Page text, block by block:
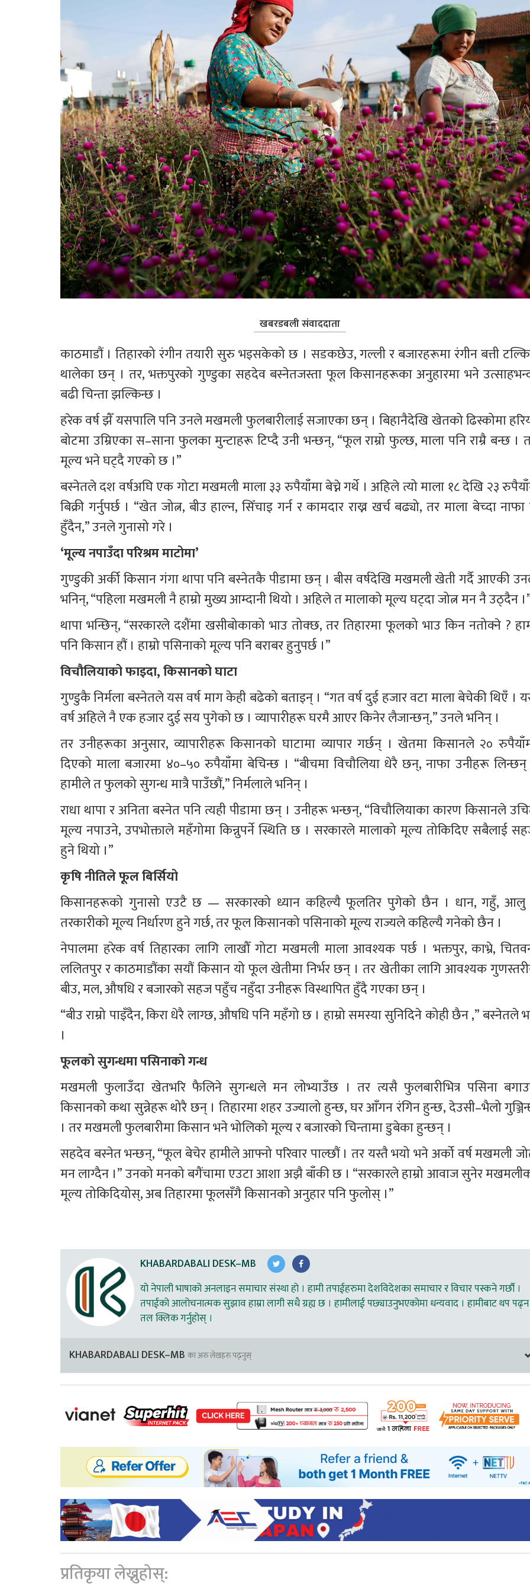
खबरडबली संवाददाता
काठमाडौं । तिहारको रंगीन तयारी सुरु भइसकेको छ । सडकछेउ, गल्ली र बजारहरूमा रंगीन बत्ती
थालेका छन् । तर, भक्तपुरको गुण्डुका सहदेव बस्नेतजस्ता फूल किसानहरूका अनुहारमा भने
बढी चिन्ता झल्किन्छ ।
हरेक वर्ष झैँ यसपालि पनि उनले मखमली फुलबारीलाई सजाएका छन् । बिहानैदेखि खेतको ढिस्कोमा
बोटमा उम्रिएका स–साना फुलका मुन्टाहरू टिप्दै उनी भन्छन्, “फूल राम्रो फुल्छ, माला पनि राम्रै बन्छ ।
मूल्य भने घट्दै गएको छ ।”
बस्नेतले दश वर्षअघि एक गोटा मखमली माला ३३ रुपैयाँमा बेच्ने गर्थे । अहिले त्यो माला १८ देखि २३
बिक्री गर्नुपर्छ । “खेत जोत्न, बीउ हाल्न, सिँचाइ गर्न र कामदार राख्न खर्च बढ्यो, तर माला बेच्दा
हुँदैन,” उनले गुनासो गरे ।
‘मूल्य नपाउँदा परिश्रम माटोमा’
गुण्डुकी अर्की किसान गंगा थापा पनि बस्नेतकै पीडामा छन् । बीस वर्षदेखि मखमली खेती गर्दै आएकी
भनिन्, “पहिला मखमली नै हाम्रो मुख्य आम्दानी थियो । अहिले त मालाको मूल्य घट्दा जोत्न मन नै उठ्दैन
थापा भन्छिन्, “सरकारले दशैंमा खसीबोकाको भाउ तोक्छ, तर तिहारमा फूलको भाउ किन नतोक्ने ?
पनि किसान हौं । हाम्रो पसिनाको मूल्य पनि बराबर हुनुपर्छ ।”
विचौलियाको फाइदा, किसानको घाटा
गुण्डुकै निर्मला बस्नेतले यस वर्ष माग केही बढेको बताइन् । “गत वर्ष दुई हजार वटा माला बेचेकी थिएँ ।
वर्ष अहिले नै एक हजार दुई सय पुगेको छ । व्यापारीहरू घरमै आएर किनेर लैजान्छन्,” उनले भनिन् ।
तर उनीहरूका अनुसार, व्यापारीहरू किसानको घाटामा व्यापार गर्छन् । खेतमा किसानले २०
दिएको माला बजारमा ४०–५० रुपैयाँमा बेचिन्छ । “बीचमा विचौलिया धेरै छन्, नाफा उनीहरू लिन्छन्
हामीले त फुलको सुगन्ध मात्रै पाउँछौं,” निर्मलाले भनिन् ।
राधा थापा र अनिता बस्नेत पनि त्यही पीडामा छन् । उनीहरू भन्छन्, “विचौलियाका कारण किसानले
मूल्य नपाउने, उपभोक्ताले महँगोमा किन्नुपर्ने स्थिति छ । सरकारले मालाको मूल्य तोकिदिए सबैलाई
हुने थियो ।”
कृषि नीतिले फूल बिर्सियो
किसानहरूको गुनासो एउटै छ — सरकारको ध्यान कहिल्यै फूलतिर पुगेको छैन । धान, गहुँ, आलु
तरकारीको मूल्य निर्धारण हुने गर्छ, तर फूल किसानको पसिनाको मूल्य राज्यले कहिल्यै गनेको छैन ।
नेपालमा हरेक वर्ष तिहारका लागि लाखौँ गोटा मखमली माला आवश्यक पर्छ । भक्तपुर, काभ्रे,
ललितपुर र काठमाडौंका सयौं किसान यो फूल खेतीमा निर्भर छन् । तर खेतीका लागि आवश्यक
बीउ, मल, औषधि र बजारको सहज पहुँच नहुँदा उनीहरू विस्थापित हुँदै गएका छन् ।
“बीउ राम्रो पाइँदैन, किरा धेरै लाग्छ, औषधि पनि महँगो छ । हाम्रो समस्या सुनिदिने कोही छैन ,” बस्नेतले
।
फूलको सुगन्धमा पसिनाको गन्ध
मखमली फुलाउँदा खेतभरि फैलिने सुगन्धले मन लोभ्याउँछ । तर त्यसै फुलबारीभित्र पसिना
किसानको कथा सुन्नेहरू थोरै छन् । तिहारमा शहर उज्यालो हुन्छ, घर आँगन रंगिन हुन्छ, देउसी–भैलो
। तर मखमली फुलबारीमा किसान भने भोलिको मूल्य र बजारको चिन्तामा डुबेका हुन्छन् ।
सहदेव बस्नेत भन्छन्, “फूल बेचेर हामीले आफ्नो परिवार पाल्छौं । तर यस्तै भयो भने अर्को वर्ष मखमली
मन लाग्दैन ।” उनको मनको बगैंचामा एउटा आशा अझै बाँकी छ । “सरकारले हाम्रो आवाज सुनेर
मूल्य तोकिदियोस्, अब तिहारमा फूलसँगै किसानको अनुहार पनि फुलोस् ।”
KHABARDABALI DESK–MB
यो नेपाली भाषाको अनलाइन समाचार संस्था हो । हामी तपाईहरुमा देशविदेशका समाचार र विचार पस्कने गर्छौ ।
तपाईको आलोचनात्मक सुझाव हाम्रा लागी सधै ग्रह्य छ । हामीलाई पछ्याउनुभएकोमा धन्यवाद । हामीबाट थप पढ्न
तल क्लिक गर्नुहोस् ।
KHABARDABALI DESK–MB का अरु लेखहरु पढ्नुस्
प्रतिकृया लेख्नुहोस्: